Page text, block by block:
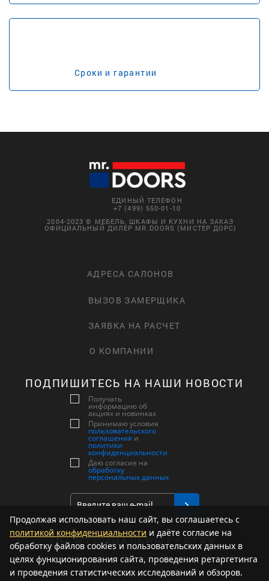
Сроки и гарантии
ЕДИНЫЙ ТЕЛЕФОН
+7 (499) 550-01-10
2004-2023 © МЕБЕЛЬ, ШКАФЫ И КУХНИ НА ЗАКАЗ
ОФИЦИАЛЬНЫЙ ДИЛЕР MR.DOORS (МИСТЕР ДОРС)
АДРЕСА САЛОНОВ
ВЫЗОВ ЗАМЕРЩИКА
ЗАЯВКА НА РАСЧЕТ
О КОМПАНИИ
ПОДПИШИТЕСЬ НА НАШИ НОВОСТИ
Получать
информацию об
акциях и новинках
Принимаю условия
пользовательского
соглашения и
политики
конфиденциальности
Даю согласие на
обработку
персональных данных
МЫ В СОЦИАЛЬНЫХ СЕТЯХ:
Продолжая использовать наш сайт, вы соглашаетесь с
политикой конфиденциальности и даёте согласие на
обработку файлов cookies и пользовательских данных в
целях функционирования сайта, проведения ретаргетинга
и проведения статистических исследований и обзоров.